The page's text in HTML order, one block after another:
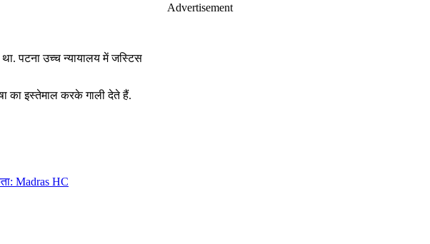
पटना उच्च न्यायालय में जस्टिस
का इस्तेमाल करके गाली देते हैं.
Madras HC
iCloud पासवर्ड सौंपने का आदेश, जानें क्या
Advertisement